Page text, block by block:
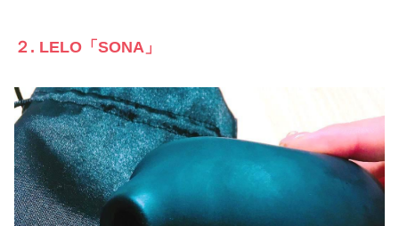
２. LELO「SONA」